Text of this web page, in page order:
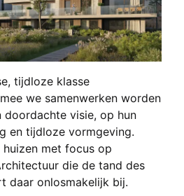
tijdloze klasse
we samenwerken worden
doordachte visie, op hun
en tijdloze vormgeving.
met focus op
die de tand des
daar onlosmakelijk bij.